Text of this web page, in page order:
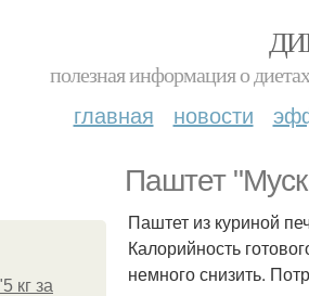
полезная информация о
главная новости
Паштет
кг за
Паштет из куриной
Калорийность
немного снизить.